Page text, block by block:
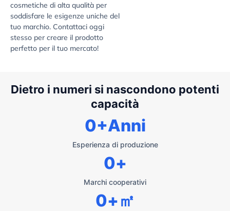
cosmetiche di alta qualità per
soddisfare le esigenze uniche del
tuo marchio. Contattaci oggi
stesso per creare il prodotto
perfetto per il tuo mercato!
Dietro i numeri si nascondono potenti
capacità
Esperienza di produzione
0+Anni
Marchi cooperativi
0+
0+㎡